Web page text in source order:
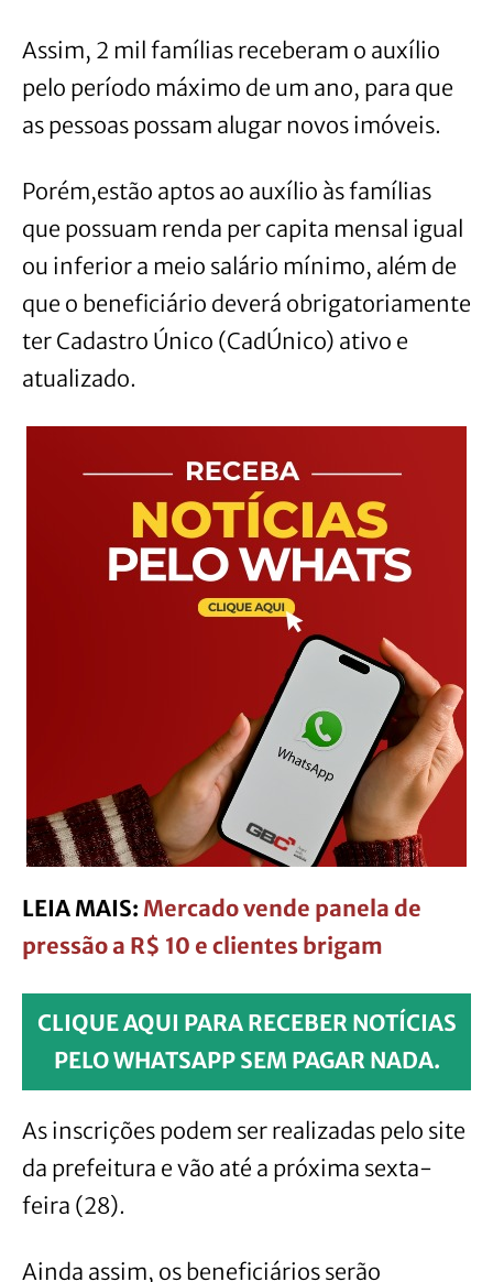
Assim, 2 mil famílias receberam o auxílio
pelo período máximo de um ano, para que
as pessoas possam alugar novos imóveis.
Porém,estão aptos ao auxílio às famílias
que possuam renda per capita mensal igual
ou inferior a meio salário mínimo, além de
que o beneficiário deverá obrigatoriamente
ter Cadastro Único (CadÚnico) ativo e
atualizado.
LEIA MAIS: Mercado vende panela de
pressão a R$ 10 e clientes brigam
CLIQUE AQUI PARA RECEBER NOTÍCIAS
PELO WHATSAPP SEM PAGAR NADA.
As inscrições podem ser realizadas pelo site
da prefeitura e vão até a próxima sexta-
feira (28).
Ainda assim, os beneficiários serão